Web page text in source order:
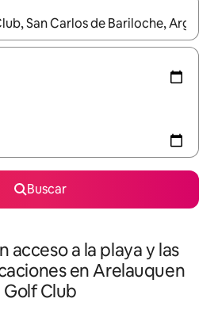
estén disponibles, navega con las
Buscar
acceso a la playa y las
en Arelauquen
Golf Club